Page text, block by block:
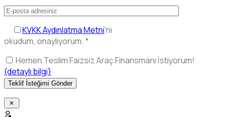
KVKK Aydınlatma Metni'ni
okudum, onaylıyorum.*
Hemen Teslim Faizsiz Araç Finansmanı İstiyorum!
(detaylı bilgi)